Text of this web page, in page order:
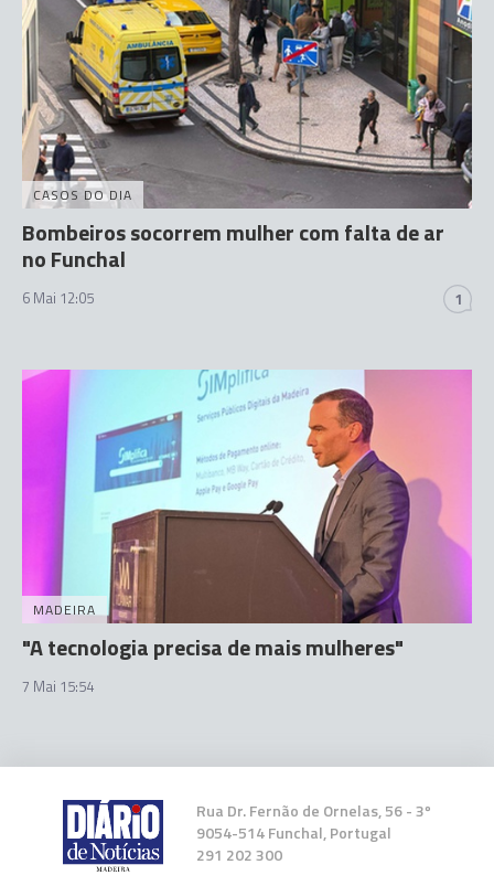
CASOS DO DIA
Bombeiros socorrem mulher com falta de ar
no Funchal
6 Mai 12:05 1
MADEIRA
"A tecnologia precisa de mais mulheres"
7 Mai 15:54
Rua Dr. Fernão de Ornelas, 56 - 3º
9054-514 Funchal, Portugal
291 202 300